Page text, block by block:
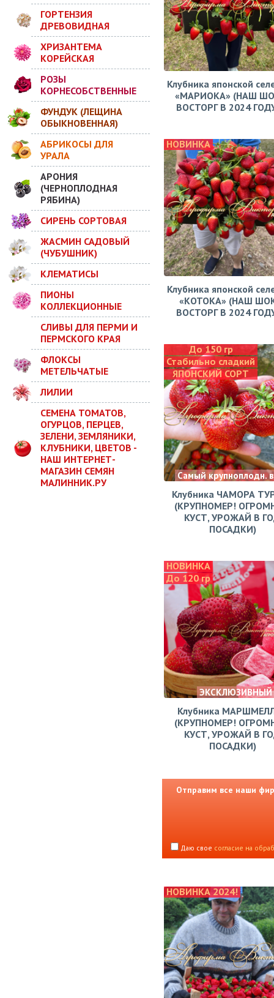
ГОРТЕНЗИЯ
ДРЕВОВИДНАЯ
ХРИЗАНТЕМА
КОРЕЙСКАЯ
РОЗЫ
КОРНЕСОБСТВЕННЫЕ
ФУНДУК (ЛЕЩИНА
ОБЫКНОВЕННАЯ)
АБРИКОСЫ ДЛЯ
УРАЛА
АРОНИЯ
(ЧЕРНОПЛОДНАЯ
РЯБИНА)
СИРЕНЬ СОРТОВАЯ
ЖАСМИН САДОВЫЙ
(ЧУБУШНИК)
КЛЕМАТИСЫ
ПИОНЫ
КОЛЛЕКЦИОННЫЕ
СЛИВЫ ДЛЯ ПЕРМИ И
ПЕРМСКОГО КРАЯ
ФЛОКСЫ
МЕТЕЛЬЧАТЫЕ
ЛИЛИИ
СЕМЕНА ТОМАТОВ,
ОГУРЦОВ, ПЕРЦЕВ,
ЗЕЛЕНИ, ЗЕМЛЯНИКИ,
КЛУБНИКИ, ЦВЕТОВ -
НАШ ИНТЕРНЕТ-
МАГАЗИН СЕМЯН
МАЛИННИК.РУ
Клубника японской
«МАРИОКА» (НАШ
ВОСТОРГ В 2024
НОВИНКА
Клубника японской
«КОТОКА» (НАШ
ВОСТОРГ В 2024
До 150 гр
Стабильно сладкий
ЯПОНСКИЙ СОРТ
Самый крупноплодн.
Клубника ЧАМОРА
(КРУПНОМЕР!
КУСТ, УРОЖАЙ В
ПОСАДКИ)
НОВИНКА
До 120 гр
ЭКСКЛЮЗИВНЫЙ
Клубника
(КРУПНОМЕР!
КУСТ, УРОЖАЙ В
ПОСАДКИ)
Отправим все наши
Даю свое согласие на
НОВИНКА 2024!